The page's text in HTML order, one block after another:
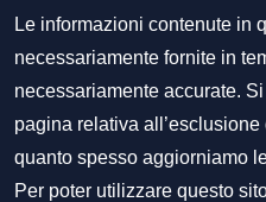
Le informazioni contenute in
necessariamente fornite in
necessariamente accurate.
pagina relativa
quanto spesso aggiorniamo
Per poter utilizzare questo